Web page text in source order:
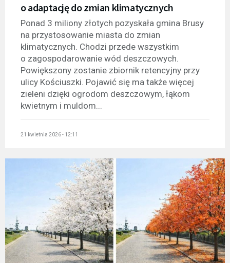
o adaptację do zmian klimatycznych
Ponad 3 miliony złotych pozyskała gmina Brusy
na przystosowanie miasta do zmian
klimatycznych. Chodzi przede wszystkim
o zagospodarowanie wód deszczowych.
Powiększony zostanie zbiornik retencyjny przy
ulicy Kościuszki. Pojawić się ma także więcej
zieleni dzięki ogrodom deszczowym, łąkom
kwietnym i muldom...
21 kwietnia 2026 - 12:11